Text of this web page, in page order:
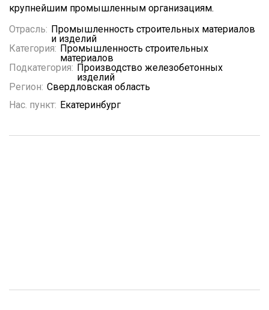
крупнейшим промышленным организациям.
Отрасль: Промышленность строительных материалов
и изделий
Категория: Промышленность строительных
материалов
Подкатегория: Производство железобетонных
изделий
Регион: Свердловская область
Нас. пункт: Екатеринбург